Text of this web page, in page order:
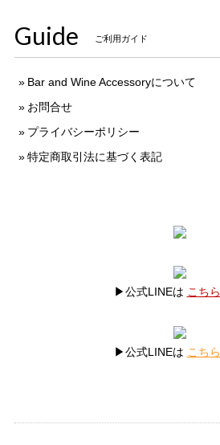
Guide ご利用ガイド
Bar and Wine Accessoryについて
お問合せ
プライバシーポリシー
特定商取引法に基づく表記
▶公式LINEは こちら
▶公式LINEは こちら